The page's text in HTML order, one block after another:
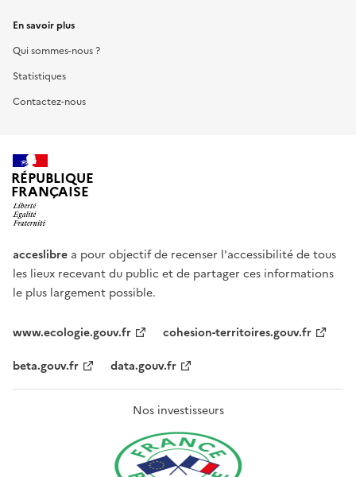
En savoir plus
Qui sommes-nous ?
Statistiques
Contactez-nous
RÉPUBLIQUE
FRANÇAISE
acceslibre a pour objectif de recenser l'accessibilité de tous
les lieux recevant du public et de partager ces informations
le plus largement possible.
www.ecologie.gouv.fr
cohesion-territoires.gouv.fr
beta.gouv.fr
data.gouv.fr
Nos investisseurs